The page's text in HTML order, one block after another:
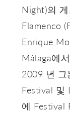
Night)의
Flamenco
Enrique
Málaga에
2009 년 그
Festival 및
에 Festival